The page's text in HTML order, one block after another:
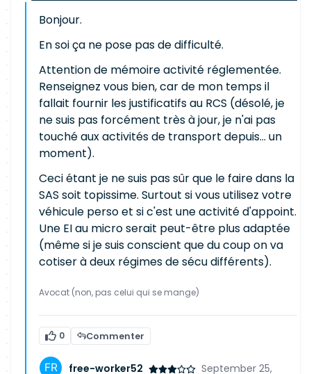
Bonjour.
En soi ça ne pose pas de difficulté.
Attention de mémoire activité réglementée.
Renseignez vous bien, car de mon temps il
fallait fournir les justificatifs au RCS (désolé, je
ne suis pas forcément très à jour, je n'ai pas
touché aux activités de transport depuis... un
moment).
Ceci étant je ne suis pas sûr que le faire dans la
SAS soit topissime. Surtout si vous utilisez votre
véhicule perso et si c'est une activité d'appoint.
Une EI au micro serait peut-être plus adaptée
(même si je suis conscient que du coup on va
cotiser à deux régimes de sécu différents).
Avocat (non, pas celui qui se mange)
0 Commenter
free-worker52
September 25,